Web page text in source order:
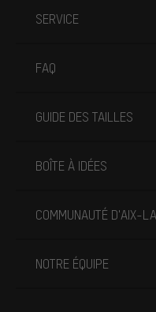
SERVICE
FAQ
GUIDE DES TAILLES
BOÎTE À IDÉES
COMMUNAUTÉ D'AIX-
NOTRE ÉQUIPE